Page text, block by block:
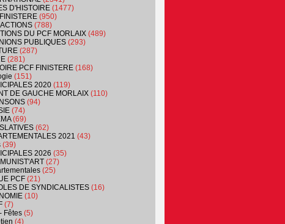
D'HISTOIRE (1477)
(950)
(788)
DU PCF MORLAIX (489)
PUBLIQUES (293)
(287)
(281)
PCF FINISTERE (168)
(151)
2020 (119)
DE GAUCHE MORLAIX (110)
(94)
(74)
(69)
(62)
2021 (43)
(39)
2026 (35)
(27)
(25)
PCF (21)
DE SYNDICALISTES (16)
(10)
(7)
Fêtes (5)
(4)